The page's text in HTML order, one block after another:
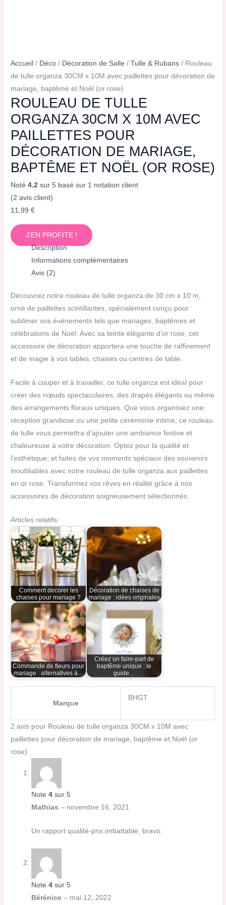
Accueil / Déco / Décoration de Salle /Tulle & Rubans / Rouleau
de tulle organza 30CM x 10M avec paillettes pour décoration de
mariage, baptême et Noël (or rose)
ROULEAU DE TULLE
ORGANZA 30CM X 10M AVEC
PAILLETTES POUR
DÉCORATION DE MARIAGE,
BAPTÊME ET NOËL (OR ROSE)
Noté4.2 sur 5 basé sur 1 notation client
(2 avis client)
11,99€
J'EN PROFITE !
Description
Informations complémentaires
Avis (2)
Découvrez notre rouleau de tulle organza de 30 cm x 10 m,
orné de paillettes scintillantes, spécialement conçu pour
sublimer vos événements tels que mariages, baptêmes et
célébrations de Noël. Avec sa teinte élégante d’or rose, cet
accessoire de décoration apportera une touche de raffinement
et de magie à vos tables, chaises ou centres de table.
Facile à couper et à travailler, ce tulle organza est idéal pour
créer des nœuds spectaculaires, des drapés élégants ou même
des arrangements floraux uniques. Que vous organisiez une
réception grandiose ou une petite cérémonie intime, ce rouleau
de tulle vous permettra d’ajouter une ambiance festive et
chaleureuse à votre décoration. Optez pour la qualité et
l’esthétique, et faites de vos moments spéciaux des souvenirs
inoubliables avec notre rouleau de tulle organza aux paillettes
en or rose. Transformez vos rêves en réalité grâce à nos
accessoires de décoration soigneusement sélectionnés.
Articles relatifs:
Comment decorer les
chaises pour mariage ?
Décoration de chaises de
mariage : idées originales
Commande de fleurs pour
mariage : alternatives à…
Créez un faire-part de
baptême unique : le
guide…
Marque
BHGT
2 avis pour Rouleau de tulle organza 30CM x 10M avec
paillettes pour décoration de mariage, baptême et Noël (or
rose)
Note4 sur 5
Mathias– novembre 16, 2021
Un rapport qualité-prix imbattable, bravo.
Note4 sur 5
Bérénice– mai 12, 2022